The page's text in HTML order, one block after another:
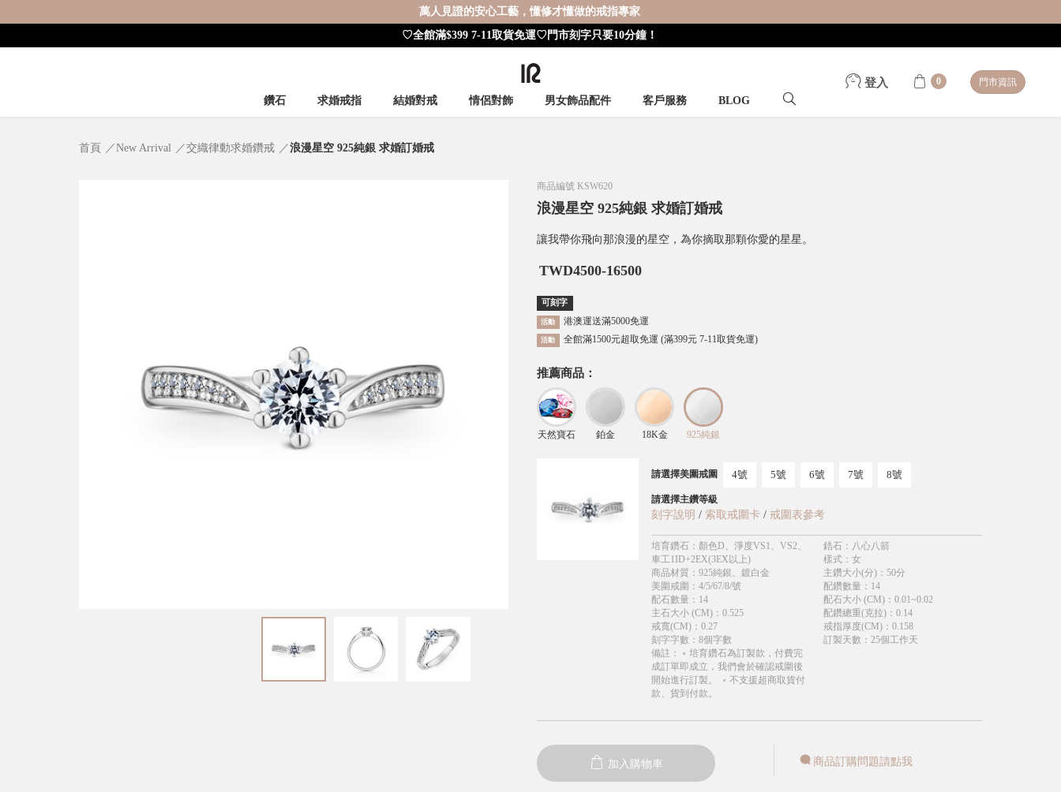
萬人見證的安心工藝，懂修才懂做的戒指專家
♡全館滿$399 7-11取貨免運♡門市刻字只要10分鐘！
鑽石 求婚戒指 結婚對戒 情侶對飾 男女飾品配件 客戶服務 BLOG
登入 0 門市資訊
首頁 New Arrival 交織律動求婚鑽戒 浪漫星空 925純銀 求婚訂婚戒
商品編號 KSW620
浪漫星空 925純銀 求婚訂婚戒
讓我帶你飛向那浪漫的星空，為你摘取那顆你愛的星星。
TWD4500-16500
可刻字
活動 港澳運送滿5000免運
活動 全館滿1500元超取免運 (滿399元 7-11取貨免運)
推薦商品：
天然寶石 鉑金 18K金 925純銀
請選擇美圍戒圍 4號 5號 6號 7號 8號
請選擇主鑽等級
刻字說明 / 索取戒圍卡 / 戒圍表參考
培育鑽石 ： 顏色D、淨度VS1、VS2、
車工1ID+2EX(3EX以上)
鋯石： 八心八箭
樣式： 女
商品材質 ： 925純銀、鍍白金 主鑽大小(分)： 50分
美圍戒圍 ： 4/5/67/8/號 配鑽數量： 14
配石數量 ： 14 配石大小 (CM)： 0.01~0.02
主石大小 (CM) ： 0.525 配鑽總重(克拉)： 0.14
戒寬(CM) ： 0.27 戒指厚度(CM)： 0.158
刻字字數 ： 8個字數 訂製天數 ： 25個工作天
備註 ：
﹡培育鑽石為訂製款，付費完
成訂單即成立，我們會於確認戒圍後
開始進行訂製。 ﹡不支援超商取貨付
款、貨到付款。
加入購物車 商品訂購問題請點我